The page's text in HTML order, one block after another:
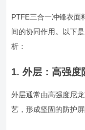
PTFE三合一冲锋衣面
间的协同作用。以下
析：
1. 外层：高强度
外层通常由高强度尼
艺，形成坚固的防护